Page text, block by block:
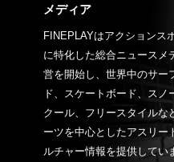
メディア
FINEPLAYはアクションス
に特化した総合ニュースメ
営を開始し、世界中のサー
ド、スケートボード、ス
クール、フリースタイルな
ーツを中心としたアスリー
ルチャー情報を提供してい